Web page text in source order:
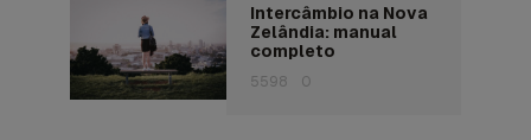
Intercâmbio na Nova
Zelândia: manual
completo
5598 0